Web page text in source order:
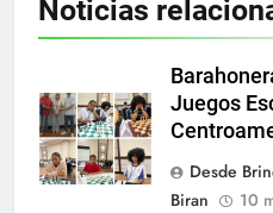
Noticias
Juegos
Desde
Biran
10